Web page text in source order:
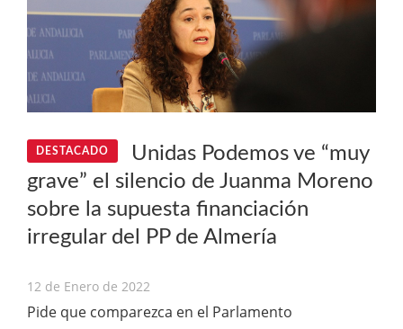
DESTACADO
Unidas Podemos ve “muy
grave” el silencio de Juanma Moreno
sobre la supuesta financiación
irregular del PP de Almería
12 de Enero de 2022
Pide que comparezca en el Parlamento